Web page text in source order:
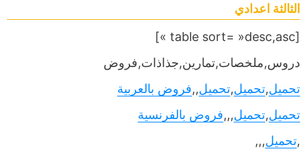
الثالثة اعدادي
[table sort= »desc,asc »]
دروس,ملخصات,تمارين,جذاذات,فروض
تحميل,تحميل,تحميل,,فروض بالعربية
تحميل,تحميل,,,فروض بالفرنسية
,تحميل,,,